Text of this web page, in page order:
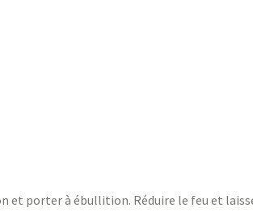
et porter à ébullition. Réduire le feu et